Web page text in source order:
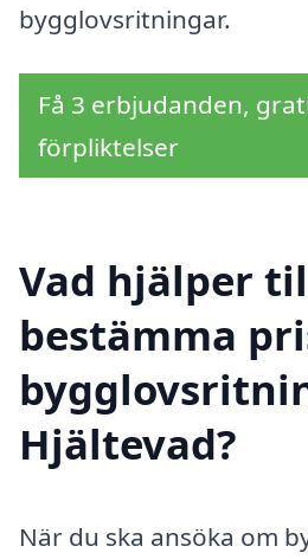
bygglovsritningar.
Få 3 erbjudanden,
förpliktelser
Vad hjälper
bestämma
Hjältevad?
När du ska ansöka om